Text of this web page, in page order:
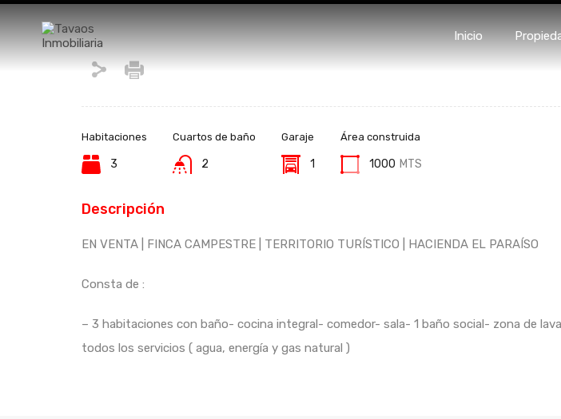
Inicio
Inicio
Habitaciones
3
Cuartos de baño
2
Garaje
1
Área construida
1000 MTS
Descripción
EN VENTA | FINCA CAMPESTRE | TERRITORIO TURÍSTICO | HACIENDA EL PARAÍSO
Consta de :
– 3 habitaciones con baño- cocina integral- comedor- sala- 1 baño social- zona de
todos los servicios ( agua, energía y gas natural )